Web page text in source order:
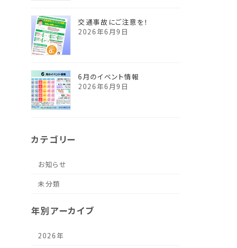
交通事故にご注意を！
2026年6月9日
6月のイベント情報
2026年6月9日
カテゴリー
お知らせ
未分類
年別アーカイブ
2026年